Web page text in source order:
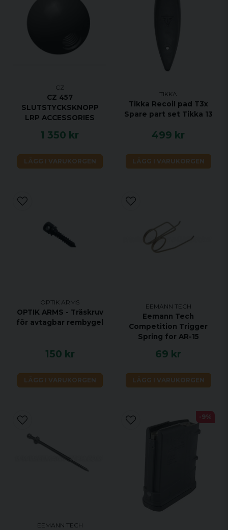
CZ
CZ 457
SLUTSTYCKSKNOPP
LRP ACCESSORIES
1 350 kr
LÄGG I VARUKORGEN
TIKKA
Tikka Recoil pad T3x
Spare part set Tikka 13
499 kr
LÄGG I VARUKORGEN
OPTIK ARMS
OPTIK ARMS - Träskruv
för avtagbar rembygel
150 kr
LÄGG I VARUKORGEN
EEMANN TECH
Eemann Tech
Competition Trigger
Spring for AR-15
69 kr
LÄGG I VARUKORGEN
EEMANN TECH
-9%